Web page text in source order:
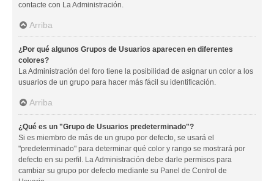
contacte con La Administración.
Arriba
¿Por qué algunos Grupos de Usuarios aparecen en diferentes
colores?
La Administración del foro tiene la posibilidad de asignar un color a los
usuarios de un grupo para hacer más fácil su identificación.
Arriba
¿Qué es un "Grupo de Usuarios predeterminado"?
Si es miembro de más de un grupo por defecto, se usará el
"predeterminado" para determinar qué color y rango se mostrará por
defecto en su perfil. La Administración debe darle permisos para
cambiar su grupo por defecto mediante su Panel de Control de